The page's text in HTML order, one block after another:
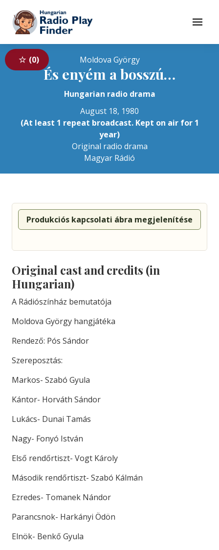
To contents
Menu
0 Moldova György
És enyém a bosszú…
Hungarian radio drama
August 18, 1980
(At least 1 repeat broadcast. Kept on air for 1
year)
Original radio drama
Magyar Rádió
Produkciós kapcsolati ábra megjelenítése
Original cast and credits (in
Hungarian)
A Rádiószínház bemutatója
Moldova György hangjátéka
Rendező: Pós Sándor
Szereposztás:
Markos- Szabó Gyula
Kántor- Horváth Sándor
Lukács- Dunai Tamás
Nagy- Fonyó István
Első rendőrtiszt- Vogt Károly
Második rendőrtiszt- Szabó Kálmán
Ezredes- Tomanek Nándor
Parancsnok- Harkányi Ödön
Elnök- Benkő Gyula